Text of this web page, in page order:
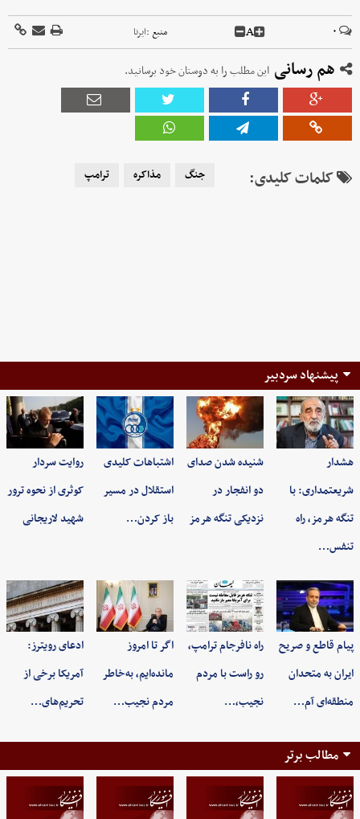
۰ A منبع :ایرنا
هم رسانی این مطلب را به دوستان خود برسانید.
کلمات کلیدی: جنگ مذاکره ترامپ
پیشنهاد سردبیر
هشدار
شریعتمداری: با
تنگه هرمز، راه
تنفس…
شنیده شدن صدای
دو انفجار در
نزدیکی تنگه هرمز
اشتباهات کلیدی
استقلال در مسیر
باز کردن…
روایت سردار
کوثری از نحوه ترور
شهید لاریجانی
پیام قاطع و صریح
ایران به متحدان
منطقه‌ای آم…
راه نافرجام ترامپ،
رو راست با مردم
نجیب،…
اگر تا امروز
مانده‌ایم، به‌خاطر
مردم نجیب…
ادعای رویترز:
آمریکا برخی از
تحریم‌های…
مطالب برتر